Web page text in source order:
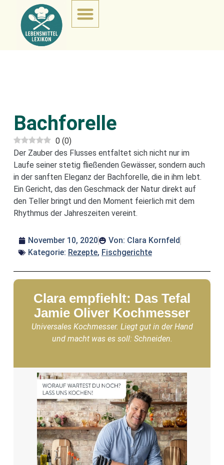
Bachforelle
0 (0)
Der Zauber des Flusses entfaltet sich nicht nur im
Laufe seiner stetig fließenden Gewässer, sondern auch
in der sanften Eleganz der Bachforelle, die in ihm lebt.
Ein Gericht, das den Geschmack der Natur direkt auf
den Teller bringt und den Moment feierlich mit dem
Rhythmus der Jahreszeiten vereint.
November 10, 2020 Von: Clara Kornfeld
Kategorie: Rezepte, Fischgerichte
Clara empfiehlt: Das Tefal
Jamie Oliver Kochmesser
Universales Kochmesser. Liegt gut in der Hand
und macht was es soll: Schneiden.